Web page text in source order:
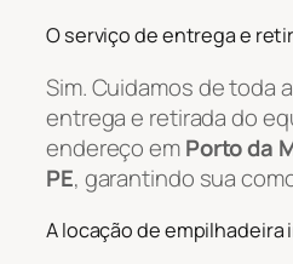
O serviço de entrega e
Sim. Cuidamos de toda
entrega e retirada do
endereço emPorto da
PE, garantindo sua
A locação de empilhadeira